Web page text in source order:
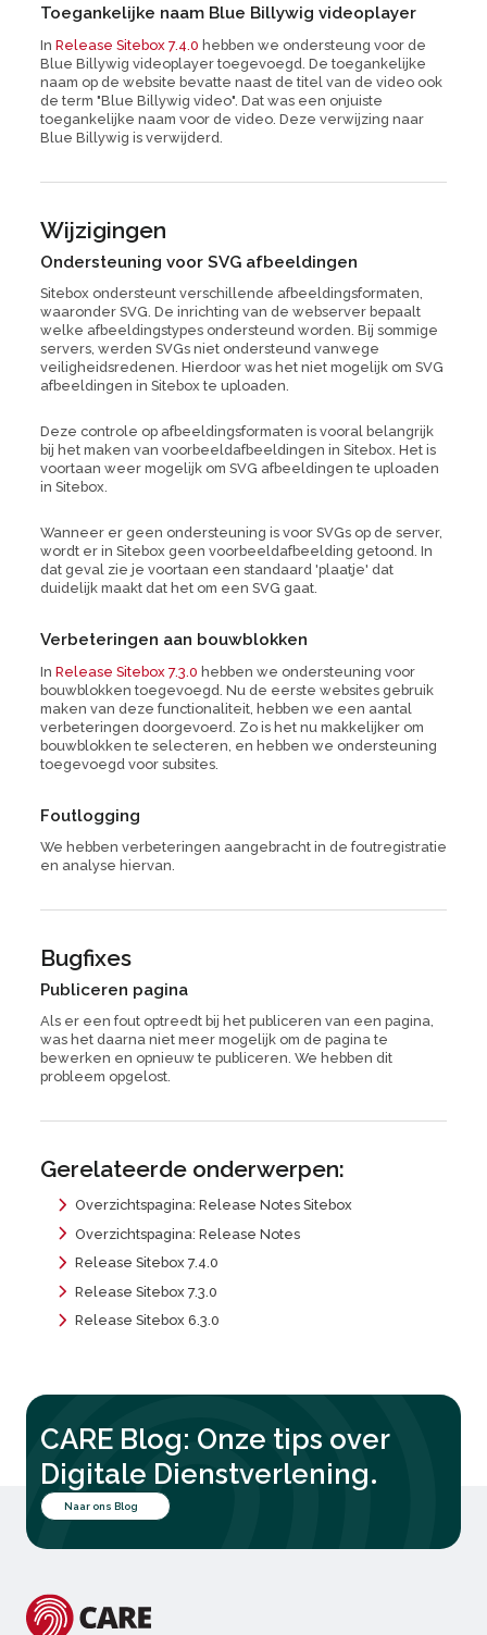
Toegankelijke naam Blue Billywig videoplayer
In Release Sitebox 7.4.0 hebben we ondersteung voor de
Blue Billywig videoplayer toegevoegd. De toegankelijke
naam op de website bevatte naast de titel van de video ook
de term "Blue Billywig video". Dat was een onjuiste
toegankelijke naam voor de video. Deze verwijzing naar
Blue Billywig is verwijderd.
Wijzigingen
Ondersteuning voor SVG afbeeldingen
Sitebox ondersteunt verschillende afbeeldingsformaten,
waaronder SVG. De inrichting van de webserver bepaalt
welke afbeeldingstypes ondersteund worden. Bij sommige
servers, werden SVGs niet ondersteund vanwege
veiligheidsredenen. Hierdoor was het niet mogelijk om SVG
afbeeldingen in Sitebox te uploaden.
Deze controle op afbeeldingsformaten is vooral belangrijk
bij het maken van voorbeeldafbeeldingen in Sitebox. Het is
voortaan weer mogelijk om SVG afbeeldingen te uploaden
in Sitebox.
Wanneer er geen ondersteuning is voor SVGs op de server,
wordt er in Sitebox geen voorbeeldafbeelding getoond. In
dat geval zie je voortaan een standaard 'plaatje' dat
duidelijk maakt dat het om een SVG gaat.
Verbeteringen aan bouwblokken
In Release Sitebox 7.3.0 hebben we ondersteuning voor
bouwblokken toegevoegd. Nu de eerste websites gebruik
maken van deze functionaliteit, hebben we een aantal
verbeteringen doorgevoerd. Zo is het nu makkelijker om
bouwblokken te selecteren, en hebben we ondersteuning
toegevoegd voor subsites.
Foutlogging
We hebben verbeteringen aangebracht in de foutregistratie
en analyse hiervan.
Bugfixes
Publiceren pagina
Als er een fout optreedt bij het publiceren van een pagina,
was het daarna niet meer mogelijk om de pagina te
bewerken en opnieuw te publiceren. We hebben dit
probleem opgelost.
Gerelateerde onderwerpen:
Overzichtspagina: Release Notes Sitebox
Overzichtspagina: Release Notes
Release Sitebox 7.4.0
Release Sitebox 7.3.0
Release Sitebox 6.3.0
CARE Blog: Onze tips over
Digitale Dienstverlening.
Naar ons Blog